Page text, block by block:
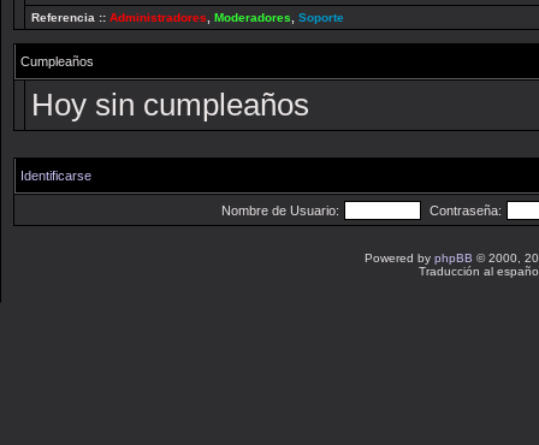
Referencia :: Administradores Moderadores Soporte
Cumpleaños
Hoy sin cumpleaños
Identificarse
Nombre de Usuario: Contraseña:
Powered by phpBB © 2000,
Traducción al